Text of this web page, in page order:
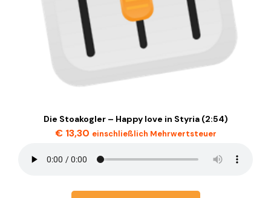
Die Stoakogler – Happy love in Styria (2:54)
€13,30 einschließlich Mehrwertsteuer